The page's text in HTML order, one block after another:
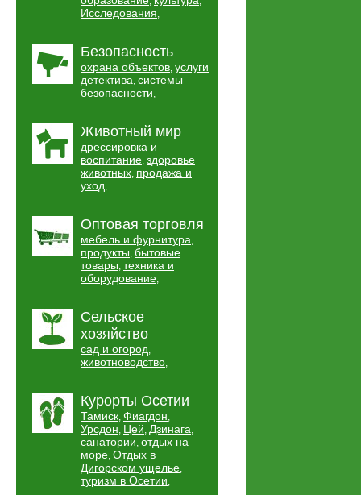
Исследования,
Безопасность
охрана объектов, услуги
детектива, системы
безопасности,
Животный мир
дрессировка и
воспитание, здоровье
животных, продажа и
уход,
Оптовая торговля
мебель и фурнитура,
продукты, бытовые
товары, техника и
оборудование,
Сельское
хозяйство
сад и огород,
животноводство,
Курорты Осетии
Тамиск, Фиагдон,
Урсдон, Цей, Дзинага,
санатории, отдых на
море, Отдых в
Дигорском ущелье,
туризм в Осетии,